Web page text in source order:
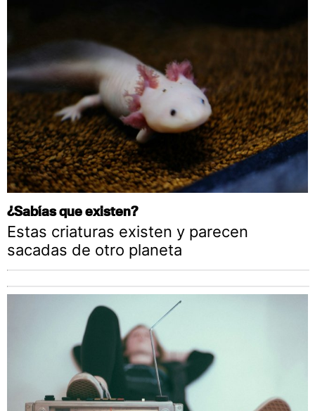
¿Sabías que existen?
Estas criaturas existen y parecen
sacadas de otro planeta